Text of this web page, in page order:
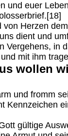
und euer
von Herzen
dient und
Vergehens, in
mit ihm
wollen
und fromm
Kennzeichen
gültige